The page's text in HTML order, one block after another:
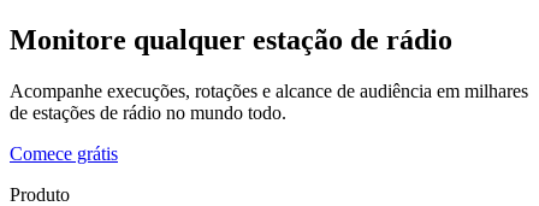
Monitore qualquer estação de rádio
Acompanhe execuções, rotações e alcance de audiência em milhares
de estações de rádio no mundo todo.
Comece grátis
Produto